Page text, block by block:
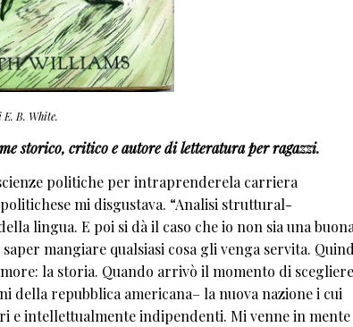
E. B. White.
storico, critico e autore di letteratura per ragazzi.
politiche per intraprenderela carriera
mi disgustava. “Analisi struttural-
lingua. E poi si dà il caso che io non sia una buona
mangiare qualsiasi cosa gli venga servita.
la storia. Quando arrivò il momento di
della repubblica americana– la nuova nazione i cui
e intellettualmente indipendenti. Mi venne in mente